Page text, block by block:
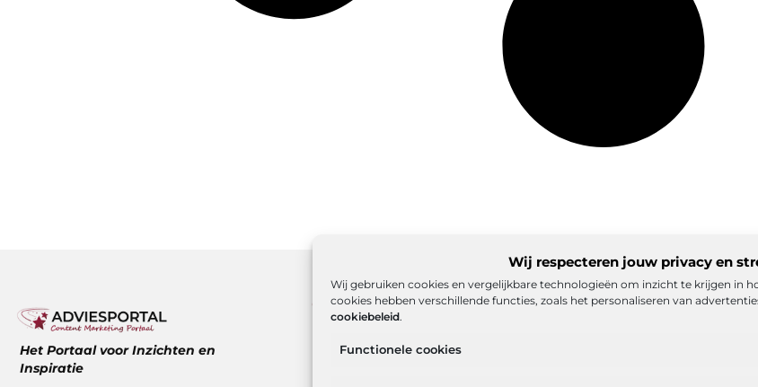
Wij respecteren jouw privacy en
Wij gebruiken cookies en vergelijkbare technologieën om inzicht te krijgen in
cookies hebben verschillende functies, zoals het personaliseren van
cookiebeleid.
Functionele cookies
Het Portaal voor Inzichten en
Inspiratie
Onze informatie
Website index
Goede backlinks: de stille kracht achter sterke